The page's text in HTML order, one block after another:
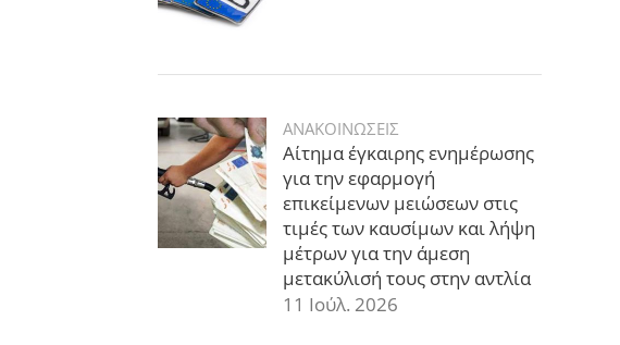
ΑΝΑΚΟΙΝΩΣΕΙΣ
Αίτημα έγκαιρης ενημέρωσης
για την εφαρμογή
επικείμενων μειώσεων στις
τιμές των καυσίμων και λήψη
μέτρων για την άμεση
μετακύλισή τους στην αντλία
11 Ιούλ. 2026